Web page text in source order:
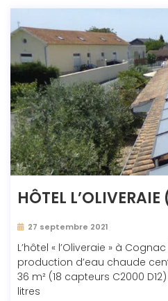
HÔTEL
27 septembre 2021
L’hôtel « l’Oliveraie » à
production d’eau chaude
36 m² (18 capteurs C2000
litres